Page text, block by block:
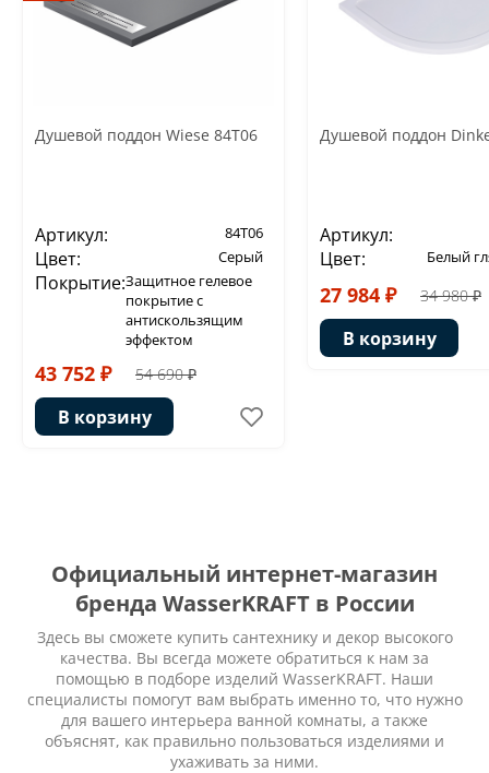
Душевой поддон Wiese 84T06
Артикул: 84T06
Цвет: Серый
Покрытие:Защитное гелевое
покрытие с
антискользящим
эффектом
43 752 ₽ 54 690 ₽
В корзину
Душевой поддон
Артикул:
Цвет:
Белый
27 984 ₽ 34 980 ₽
В корзину
Официальный интернет-магазин
бренда WasserKRAFT в России
Здесь вы сможете купить сантехнику и декор высокого
качества. Вы всегда можете обратиться к нам за
помощью в подборе изделий WasserKRAFT. Наши
специалисты помогут вам выбрать именно то, что нужно
для вашего интерьера ванной комнаты, а также
объяснят, как правильно пользоваться изделиями и
ухаживать за ними.